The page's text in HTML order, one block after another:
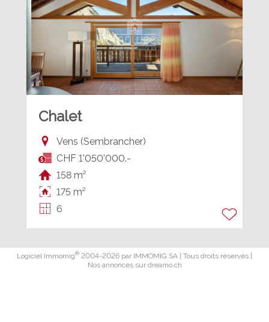
Chalet
Vens (Sembrancher)
CHF 1'050'000.-
158 m²
175 m²
6
Logiciel Immomig® 2004-2026 par IMMOMIG SA | Tous droits réservés |
Nos annonces sur dreamo.ch